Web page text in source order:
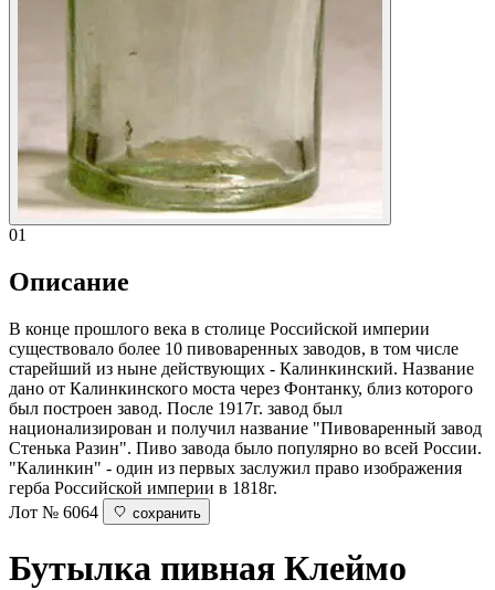
01
Описание
В конце прошлого века в столице Российской империи
существовало более 10 пивоваренных заводов, в том числе
старейший из ныне действующих - Калинкинский. Название
дано от Калинкинского моста через Фонтанку, близ которого
был построен завод. После 1917г. завод был
национализирован и получил название "Пивоваренный завод
Стенька Разин". Пиво завода было популярно во всей России.
"Калинкин" - один из первых заслужил право изображения
герба Российской империи в 1818г.
Лот № 6064
сохранить
Бутылка пивная Клеймо